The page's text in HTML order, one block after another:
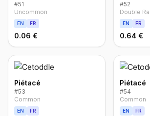
#51
Uncommon
EN FR
0.06 €
#52
Double
EN FR
0.64 €
Piétacé
#53
Common
EN FR
Piétacé
#54
Common
EN FR